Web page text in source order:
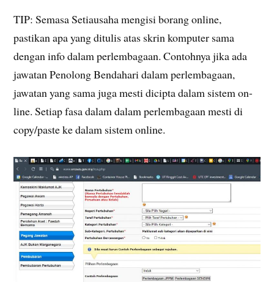
TIP: Semasa Setiausaha mengisi borang online,
pastikan apa yang ditulis atas skrin komputer sama
dengan info dalam perlembagaan. Contohnya jika ada
jawatan Penolong Bendahari dalam perlembagaan,
jawatan yang sama juga mesti dicipta dalam sistem on-
line. Setiap fasa dalam dalam perlembagaan mesti di
copy/paste ke dalam sistem online.